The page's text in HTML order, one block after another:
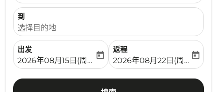
到
选择目的地
出发
fc-booking-departure-date-aria-label
2026年08月15日(周六)
today
返程
fc-booking-return-date-
2026年08月22日(周六)
today